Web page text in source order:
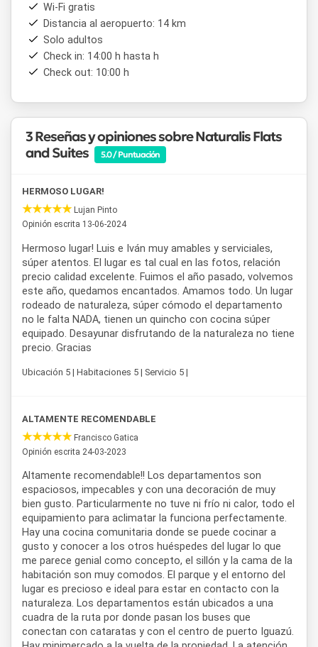
Wi-Fi gratis
Distancia al aeropuerto: 14 km
Solo adultos
Check in: 14:00 h hasta h
Check out: 10:00 h
3 Reseñas y opiniones sobre Naturalis Flats
and Suites
5.0 / Puntuación
HERMOSO LUGAR!
Lujan Pinto
Opinión escrita 13-06-2024
Hermoso lugar! Luis e Iván muy amables y serviciales,
súper atentos. El lugar es tal cual en las fotos, relación
precio calidad excelente. Fuimos el año pasado, volvemos
este año, quedamos encantados. Amamos todo. Un lugar
rodeado de naturaleza, súper cómodo el departamento
no le falta NADA, tienen un quincho con cocina súper
equipado. Desayunar disfrutando de la naturaleza no tiene
precio. Gracias
Ubicación 5 | Habitaciones 5 | Servicio 5 |
ALTAMENTE RECOMENDABLE
Francisco Gatica
Opinión escrita 24-03-2023
Altamente recomendable!! Los departamentos son
espaciosos, impecables y con una decoración de muy
bien gusto. Particularmente no tuve ni frío ni calor, todo el
equipamiento para aclimatar la funciona perfectamente.
Hay una cocina comunitaria donde se puede cocinar a
gusto y conocer a los otros huéspedes del lugar lo que
me parece genial como concepto, el sillón y la cama de la
habitación son muy comodos. El parque y el entorno del
lugar es precioso e ideal para estar en contacto con la
naturaleza. Los departamentos están ubicados a una
cuadra de la ruta por donde pasan los buses que
conectan con cataratas y con el centro de puerto Iguazú.